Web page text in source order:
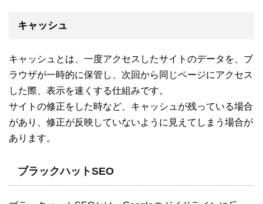
キャッシュ
キャッシュとは、一度アクセスしたサイトのデータを、ブ
ラウザが一時的に保管し、次回から同じページにアクセス
した際、表示を速くする仕組みです。
サイトの修正をした時など、キャッシュが残っている場合
があり、修正が反映していないように見えてしまう場合が
あります。
ブラックハットSEO